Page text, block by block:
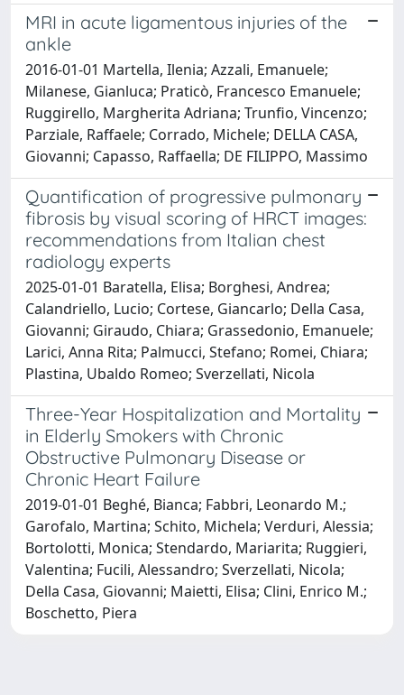
MRI in acute ligamentous injuries of the
ankle
2016-01-01 Martella, Ilenia; Azzali, Emanuele;
Milanese, Gianluca; Praticò, Francesco Emanuele;
Ruggirello, Margherita Adriana; Trunfio, Vincenzo;
Parziale, Raffaele; Corrado, Michele; DELLA CASA,
Giovanni; Capasso, Raffaella; DE FILIPPO, Massimo
Quantification of progressive pulmonary
fibrosis by visual scoring of HRCT images:
recommendations from Italian chest
radiology experts
2025-01-01 Baratella, Elisa; Borghesi, Andrea;
Calandriello, Lucio; Cortese, Giancarlo; Della Casa,
Giovanni; Giraudo, Chiara; Grassedonio, Emanuele;
Larici, Anna Rita; Palmucci, Stefano; Romei, Chiara;
Plastina, Ubaldo Romeo; Sverzellati, Nicola
Three-Year Hospitalization and Mortality
in Elderly Smokers with Chronic
Obstructive Pulmonary Disease or
Chronic Heart Failure
2019-01-01 Beghé, Bianca; Fabbri, Leonardo M.;
Garofalo, Martina; Schito, Michela; Verduri, Alessia;
Bortolotti, Monica; Stendardo, Mariarita; Ruggieri,
Valentina; Fucili, Alessandro; Sverzellati, Nicola;
Della Casa, Giovanni; Maietti, Elisa; Clini, Enrico M.;
Boschetto, Piera